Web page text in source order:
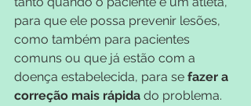
para que ele possa prevenir lesões,
como também para pacientes
comuns ou que já estão com a
doença estabelecida, para se fazer a
correção mais rápida do problema.